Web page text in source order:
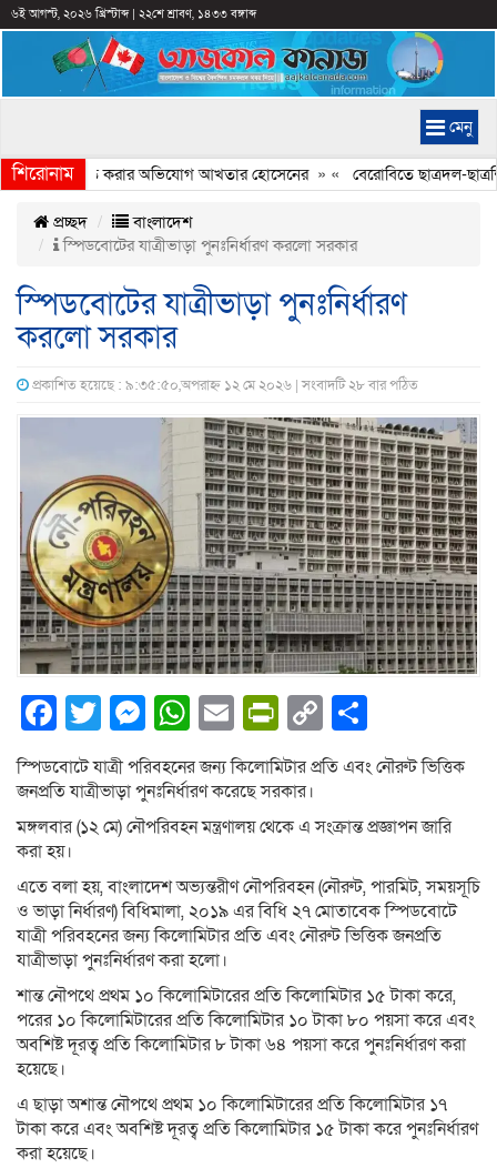
৬ই আগস্ট, ২০২৬ খ্রিস্টাব্দ| ২২শে শ্রাবণ, ১৪৩৩ বঙ্গাব্দ
মেনু
শিরোনাম
ইতিহাস বিকৃত করার অভিযোগ আখতার হোসেনের» « বেরোবিতে ছাত্রদল-
প্রচ্ছদ
বাংলাদেশ
স্পিডবোটের যাত্রীভাড়া পুনঃনির্ধারণ করলো সরকার
স্পিডবোটের যাত্রীভাড়া পুনঃনির্ধারণ
করলো সরকার
প্রকাশিত হয়েছে : ৯:৩৫:৫০,অপরাহ্ন ১২ মে ২০২৬ | সংবাদটি ২৮ বার পঠিত
Facebook
Twitter
Messenger
WhatsApp
EmailPrintFriendly
Copy
Link
স্পিডবোটে যাত্রী পরিবহনের জন্য কিলোমিটার প্রতি এবং নৌরুট ভিত্তিক
জনপ্রতি যাত্রীভাড়া পুনঃনির্ধারণ করেছে সরকার।
মঙ্গলবার (১২ মে) নৌপরিবহন মন্ত্রণালয় থেকে এ সংক্রান্ত প্রজ্ঞাপন জারি
করা হয়।
এতে বলা হয়, বাংলাদেশ অভ্যন্তরীণ নৌপরিবহন (নৌরুট, পারমিট, সময়সূচি
ও ভাড়া নির্ধারণ) বিধিমালা, ২০১৯ এর বিধি ২৭ মোতাবেক স্পিডবোটে
যাত্রী পরিবহনের জন্য কিলোমিটার প্রতি এবং নৌরুট ভিত্তিক জনপ্রতি
যাত্রীভাড়া পুনঃনির্ধারণ করা হলো।
শান্ত নৌপথে প্রথম ১০ কিলোমিটারের প্রতি কিলোমিটার ১৫ টাকা করে,
পরের ১০ কিলোমিটারের প্রতি কিলোমিটার ১০ টাকা ৮০ পয়সা করে এবং
অবশিষ্ট দূরত্ব প্রতি কিলোমিটার ৮ টাকা ৬৪ পয়সা করে পুনঃনির্ধারণ করা
হয়েছে।
এ ছাড়া অশান্ত নৌপথে প্রথম ১০ কিলোমিটারের প্রতি কিলোমিটার ১৭
টাকা করে এবং অবশিষ্ট দূরত্ব প্রতি কিলোমিটার ১৫ টাকা করে পুনঃনির্ধারণ
করা হয়েছে।